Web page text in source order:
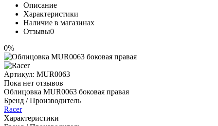
Описание
Характеристики
Наличие в магазинах
Отзывы0
0%
Артикул: MUR0063
Пока нет отзывов
Облицовка MUR0063 боковая правая
Бренд / Производитель
Racer
Характеристики